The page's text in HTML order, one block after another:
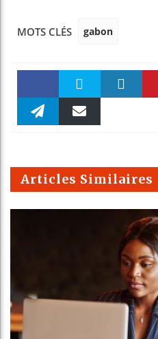
MOTS CLÉS gabon
Faceboo Twitter
m
Articles Similaires